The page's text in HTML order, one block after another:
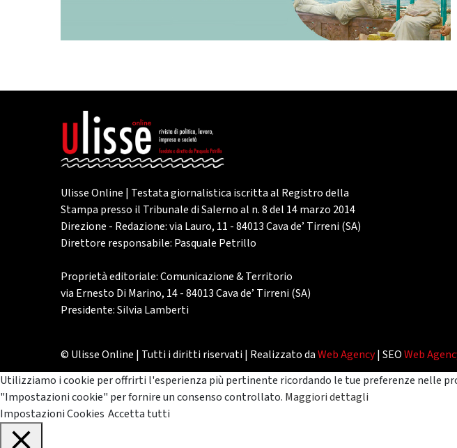
Ulisse Online | Testata giornalistica iscritta al Registro della
Stampa presso il Tribunale di Salerno al n. 8 del 14 marzo 2014
Direzione - Redazione: via Lauro, 11 - 84013 Cava de’ Tirreni (SA)
Direttore responsabile: Pasquale Petrillo
Proprietà editoriale: Comunicazione & Territorio
via Ernesto Di Marino, 14 - 84013 Cava de’ Tirreni (SA)
Presidente: Silvia Lamberti
© Ulisse Online | Tutti i diritti riservati | Realizzato daWeb Agency| SEOWeb
Utilizziamo i cookie per offrirti l'esperienza più pertinente ricordando le tue preferenze nelle
"Impostazioni cookie" per fornire un consenso controllato. Maggiori dettagli
Impostazioni Cookies Accetta tutti